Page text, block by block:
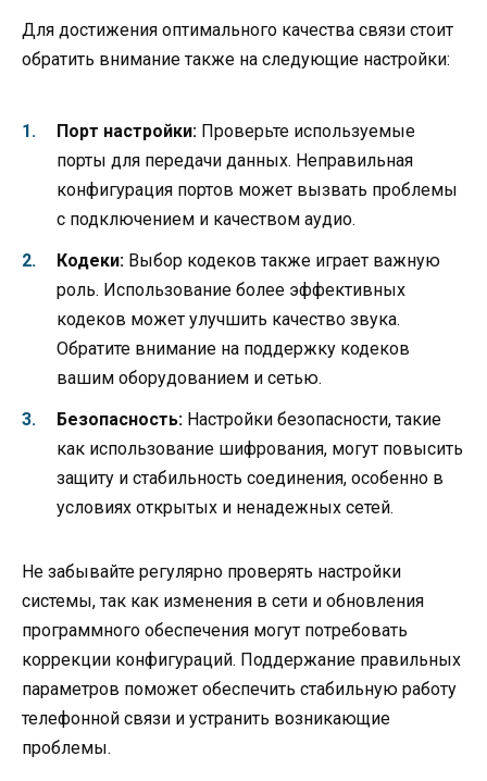
Для достижения оптимального качества связи стоит
обратить внимание также на следующие настройки:
Порт настройки: Проверьте используемые
порты для передачи данных. Неправильная
конфигурация портов может вызвать проблемы
с подключением и качеством аудио.
Кодеки: Выбор кодеков также играет важную
роль. Использование более эффективных
кодеков может улучшить качество звука.
Обратите внимание на поддержку кодеков
вашим оборудованием и сетью.
Безопасность: Настройки безопасности, такие
как использование шифрования, могут повысить
защиту и стабильность соединения, особенно в
условиях открытых и ненадежных сетей.
Не забывайте регулярно проверять настройки
системы, так как изменения в сети и обновления
программного обеспечения могут потребовать
коррекции конфигураций. Поддержание правильных
параметров поможет обеспечить стабильную работу
телефонной связи и устранить возникающие
проблемы.